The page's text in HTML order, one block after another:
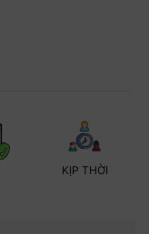
KỊP THỜI